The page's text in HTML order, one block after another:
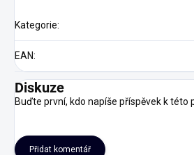
Kategorie:
EAN:
Diskuze
Buďte první, kdo napíše příspěvek k této
Přidat komentář